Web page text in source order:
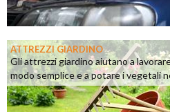
ATTREZZI GIARDINO
Gli attrezzi giardino aiutano a
modo semplice e a potare i vegetali